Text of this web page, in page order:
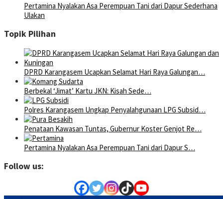
Pertamina Nyalakan Asa Perempuan Tani dari Dapur Sederhana
Ulakan
Topik Pilihan
DPRD Karangasem Ucapkan Selamat Hari Raya Galungan…
Berbekal ‘Jimat’ Kartu JKN: Kisah Sede…
Polres Karangasem Ungkap Penyalahgunaan LPG Subsid…
Penataan Kawasan Tuntas, Gubernur Koster Genjot Re…
Pertamina Nyalakan Asa Perempuan Tani dari Dapur S…
Follow us: